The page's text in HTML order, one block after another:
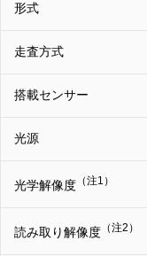
形式
走査方式
搭載センサー
光源
光学解像度 （注1）
読み取り解像度 （注2）